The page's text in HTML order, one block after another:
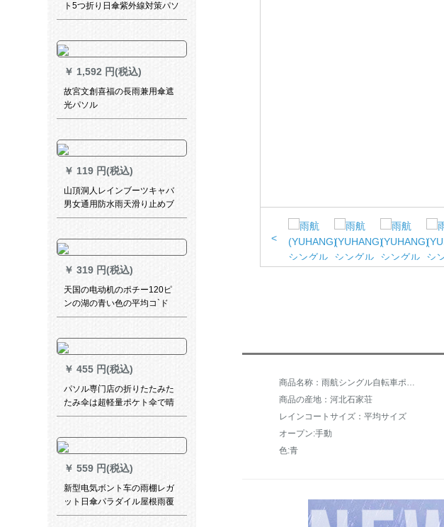
ト5つ折り日傘紫外線対策パソ
ル晴雨兼用傘コーパンベルト
￥ 1,592 円(税込)
故宮文創喜福の長雨兼用傘遮
光パソル
￥ 119 円(税込)
山頂洞人レインブーツキャバ
男女通用防水雨天滑り止めブ
ーツキャバ非使捨雨具厚い耐
いXL
￥ 319 円(税込)
天国の电动机のポチー120ピ
ンの湖の青い色の平均コ`ド
￥ 455 円(税込)
パソル専门店の折りたたみた
たみ伞は超軽量ポケト伞で晴
雨兼用です。折り畳み式の女
外線対策の黒いゴムの日焼け
止め傘です。
￥ 559 円(税込)
新型电気ボント车の雨棚レガ
ット日傘パラダイル屋根雨覆
い防风カバーバUV伞アプレッ
<
商品の産地：河北石家荘
レインコートサイズ：平均サイズ
オープン:手動
色:青